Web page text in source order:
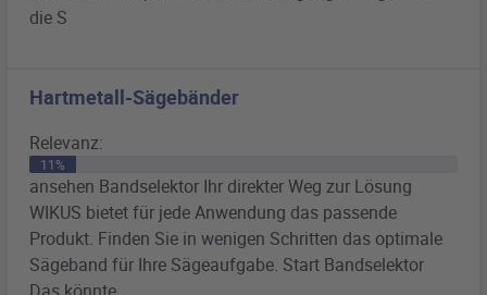
die S
Hartmetall-Sägebänder
Relevanz:
11%
ansehen Bandselektor Ihr direkter Weg zur Lösung
WIKUS bietet für jede Anwendung das passende
Produkt. Finden Sie in wenigen Schritten das optimale
Sägeband für Ihre Sägeaufgabe. Start Bandselektor